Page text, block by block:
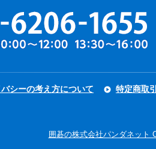
シーの考え方について 特定商取
囲碁の株式会社パンダネット